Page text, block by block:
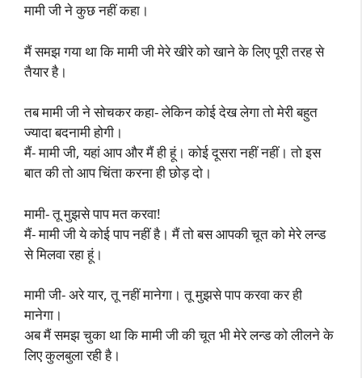
मामी जी ने कुछ नहीं कहा।
मैं समझ गया था कि मामी जी मेरे खीरे को खाने के लिए पूरी तरह से
तैयार है।
तब मामी जी ने सोचकर कहा- लेकिन कोई देख लेगा तो मेरी बहुत
ज्यादा बदनामी होगी।
मैं- मामी जी, यहां आप और मैं ही हूं। कोई दूसरा नहीं नहीं। तो इस
बात की तो आप चिंता करना ही छोड़ दो।
मामी- तू मुझसे पाप मत करवा!
मैं- मामी जी ये कोई पाप नहीं है। मैं तो बस आपकी चूत को मेरे लन्ड
से मिलवा रहा हूं।
मामी जी- अरे यार, तू नहीं मानेगा। तू मुझसे पाप करवा कर ही
मानेगा।
अब मैं समझ चुका था कि मामी जी की चूत भी मेरे लन्ड को लीलने के
लिए कुलबुला रही है।